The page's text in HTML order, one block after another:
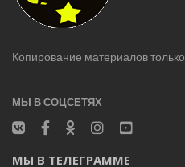
Копирование материалов
МЫ В СОЦСЕТЯХ
МЫ В ТЕЛЕГРАММЕ